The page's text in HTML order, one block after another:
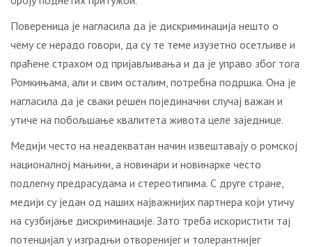
Повереница је нагласила да је дискриминација нешто о
чему се нерадо говори, да су те теме изузетно осетљиве и
праћене страхом од пријављивања и да је управо због тога
Ромкињама, али и свим осталим, потребна подршка. Она је
нагласила да је сваки решен појединачни случај важан и
утиче на побољшање квалитета живота целе заједнице.
Медији често на неадекватан начин извештавају о ромској
националној мањини, а новинари и новинарке често
подлегну предрасудама и стереотипима. С друге стране,
медији су један од наших најважнијих партнера који утичу
на сузбијање дискриминације. Зато треба искористити тај
потенцијал у изградњи отворенијег и толерантнијег